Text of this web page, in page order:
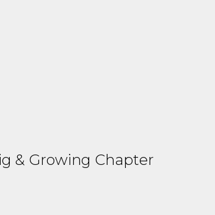
& Growing Chapter